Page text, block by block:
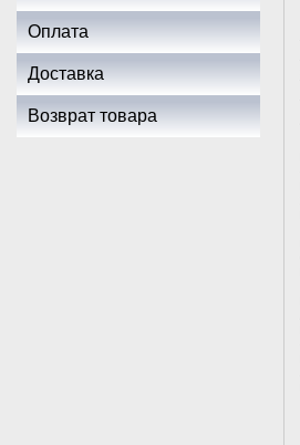
Оплата
Доставка
Возврат товара